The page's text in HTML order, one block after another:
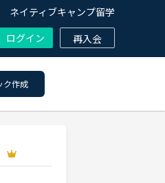
ネイティブキャンプ留学
ログイン 再入会
ク作成